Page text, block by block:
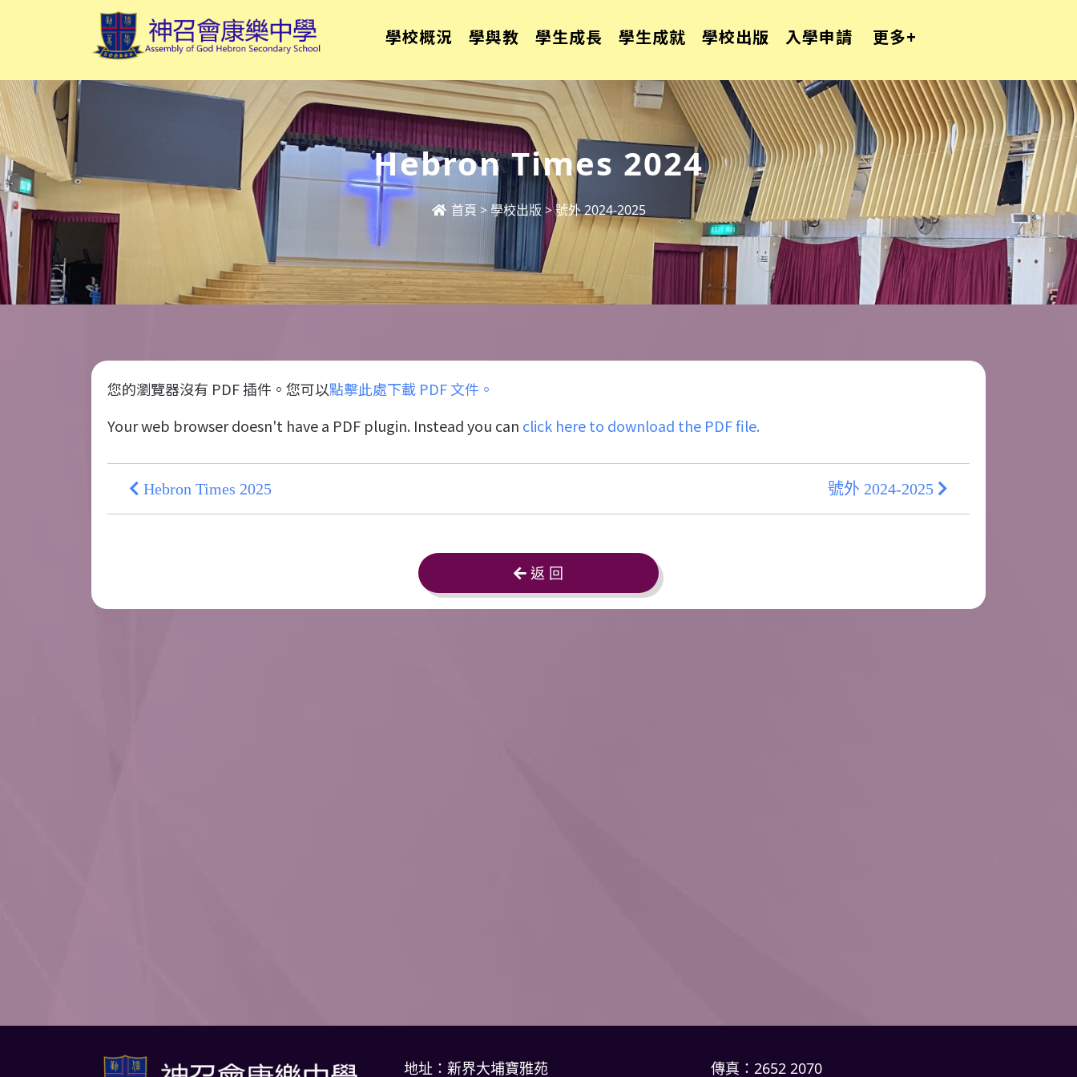
學校概況 學與教 學生成長 學生成就 學校出版 入學申請 更多+
Hebron Times 2024
首頁 >學校出版 >號外 2024-2025
您的瀏覽器沒有 PDF 插件。您可以點擊此處下載 PDF 文件。
Your web browser doesn't have a PDF plugin. Instead you can click here to download the PDF file.
Hebron Times 2025 號外 2024-2025
返 回
地址：新界大埔寶雅苑 傳真：2652 2070